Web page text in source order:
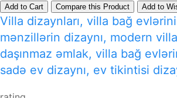
Add to Cart Compare this Product Add to
Villa dizaynları, villa bağ
mənzillərin dizaynı, modern
daşınmaz əmlak, villa bağ
sadə ev dizaynı, ev tikintisi